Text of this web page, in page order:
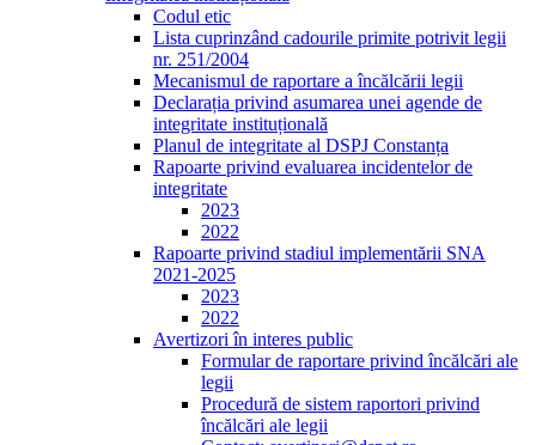
Codul etic
Lista cuprinzând cadourile primite potrivit legii
nr. 251/2004
Mecanismul de raportare a încălcării legii
Declarația privind asumarea unei agende de
integritate instituțională
Planul de integritate al DSPJ Constanța
Rapoarte privind evaluarea incidentelor de
integritate
2023
2022
Rapoarte privind stadiul implementării SNA
2021-2025
2023
2022
Avertizori în interes public
Formular de raportare privind încălcări ale
legii
Procedură de sistem raportori privind
încălcări ale legii